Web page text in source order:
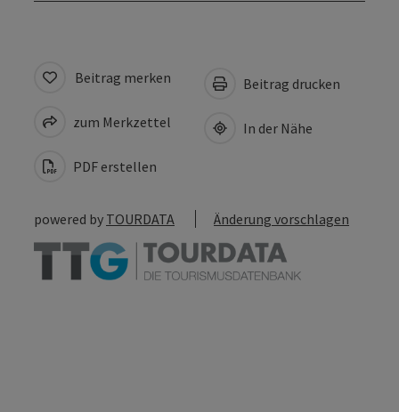
Beitrag merken
zum Merkzettel
PDF erstellen
Beitrag drucken
In der Nähe
powered by TOURDATA Änderung vorschlagen